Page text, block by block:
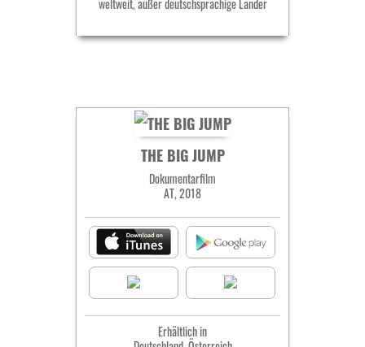
weltweit, außer deutschsprachige Länder
THE BIG JUMP
Dokumentarfilm
AT, 2018
Erhältlich in